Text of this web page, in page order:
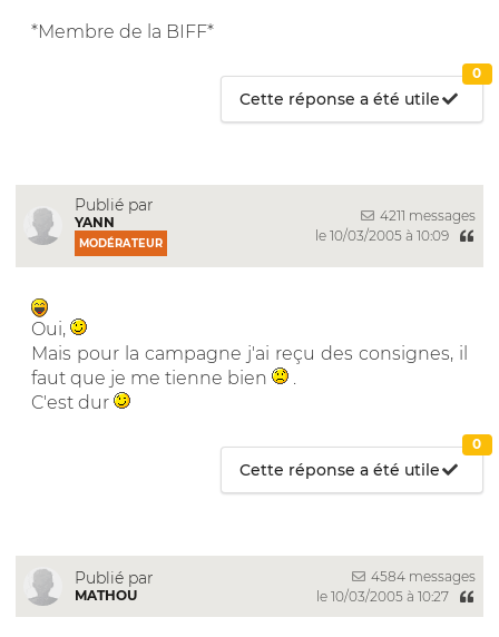
*Membre de la BIFF*
Cette réponse a été utile
0
Publié par
YANN
MODÉRATEUR
4211 messages
le 10/03/2005 à 10:09
Oui,
Mais pour la campagne j'ai reçu des consignes, il
faut que je me tienne bien
.
C'est dur
Cette réponse a été utile
0
Publié par
MATHOU
4584 messages
le 10/03/2005 à 10:27